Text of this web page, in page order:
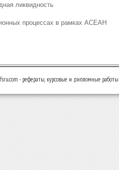
ликвидность
процессах в рамках АСЕАН
- рефераты, курсовые и дипломные работы